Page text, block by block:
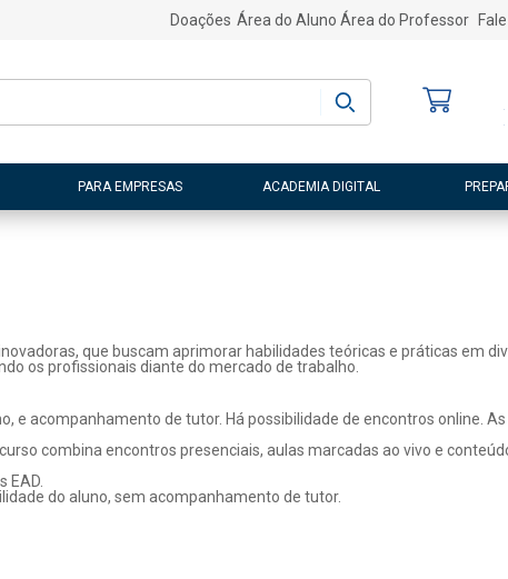
Doações Área do Aluno Área do Professor
PARA EMPRESAS ACADEMIA DIGITAL
que buscam aprimorar habilidades teóricas e práticas em
os profissionais diante do mercado de trabalho.
acompanhamento de tutor. Há possibilidade de encontros online.
combina encontros presenciais, aulas marcadas ao vivo e
EAD.
do aluno, sem acompanhamento de tutor.